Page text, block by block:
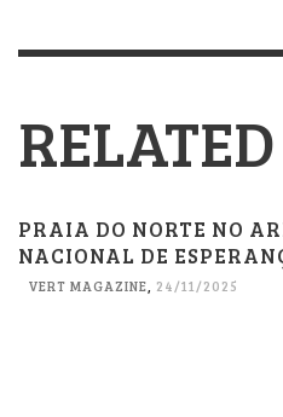
PRAIA DO NORTE NO
NACIONAL DE
VERT MAGAZINE 24/11/2025